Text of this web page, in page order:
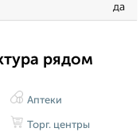
да
рядом
Аптеки
Торг. центры